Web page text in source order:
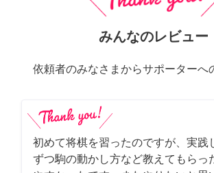
みんなのレビュー
依頼者のみなさまからサポーターへ
初めて将棋を習ったのですが、実践
ずつ駒の動かし方など教えてもらっ